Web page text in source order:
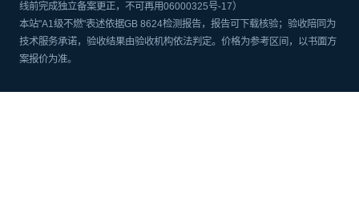
线前完成独立备案更正，不可再用06000325号-17）
本站"A1级不燃"表述依据GB 8624检测报告，报告可下载核验；验收陪同为
技术服务承诺，验收结果由验收机构依法判定。价格为参考区间，以书面方
案报价为准。